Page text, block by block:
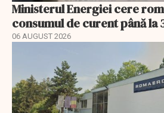
Ministerul Energiei cere
consumul de curent până la
06 AUGUST 2026